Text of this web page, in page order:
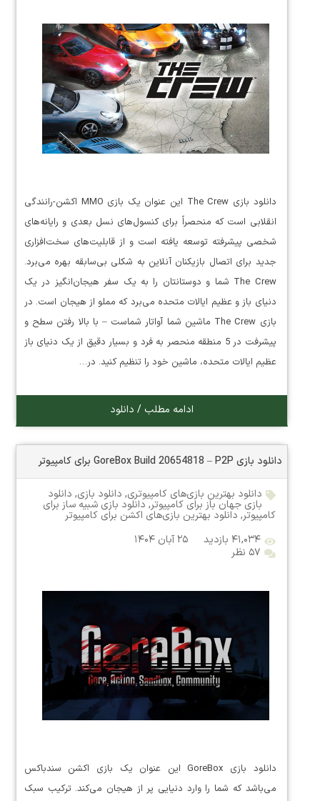
دانلود بازی The Crew این عنوان یک بازی MMO اکشن-رانندگی
انقلابی است که منحصراً برای کنسول‌های نسل بعدی و رایانه‌های
شخصی پیشرفته توسعه یافته است و از قابلیت‌های سخت‌افزاری
جدید برای اتصال بازیکنان آنلاین به شکلی بی‌سابقه بهره می‌برد.
The Crew شما و دوستانتان را به یک سفر هیجان‌انگیز در یک
دنیای باز و عظیم ایالات متحده می‌برد که مملو از هیجان است. در
بازی The Crew ماشین شما آواتار شماست – با بالا رفتن سطح و
پیشرفت در 5 منطقه منحصر به فرد و بسیار دقیق از یک دنیای باز
عظیم ایالات متحده، ماشین خود را تنظیم کنید. در…
ادامه مطلب / دانلود
دانلود بازی GoreBox Build 20654818 – P2P برای کامپیوتر
دانلود بهترین بازی‌های کامپیوتری, دانلود بازی, دانلود
بازی جهان باز برای کامپیوتر, دانلود بازی شبیه ساز برای
کامپیوتر, دانلود بهترین بازی‌های اکشن برای کامپیوتر
۴۱,۰۳۴ بازدید
۲۵ آبان ۱۴۰۴
۵۷ نظر
دانلود بازی GoreBox این عنوان یک بازی اکشن سندباکس
می‌باشد که شما را وارد دنیایی پر از هیجان می‌کند. ترکیب سبک